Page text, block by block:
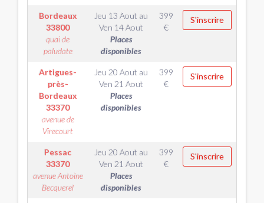
Bordeaux
33800
quai de
paludate
Jeu 13 Aout au
Ven 14 Aout
Places
disponibles
399
€
S'inscrire
Artigues-
près-
Bordeaux
33370
avenue de
Virecourt
Jeu 20 Aout au
Ven 21 Aout
Places
disponibles
399
€
S'inscrire
Pessac
33370
avenue Antoine
Becquerel
Jeu 20 Aout au
Ven 21 Aout
Places
disponibles
399
€
S'inscrire